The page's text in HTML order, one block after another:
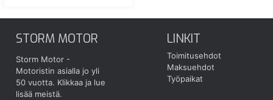
STORM MOTOR
Storm Motor -
Motoristin asialla jo yli
50 vuotta. Klikkaa ja lue
lisää meistä.
LINKIT
Toimitusehdot
Maksuehdot
Työpaikat